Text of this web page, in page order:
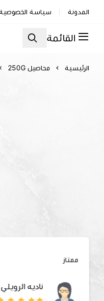
المدونة سياسة
القائمة
الرئيسية محاصيل 250G